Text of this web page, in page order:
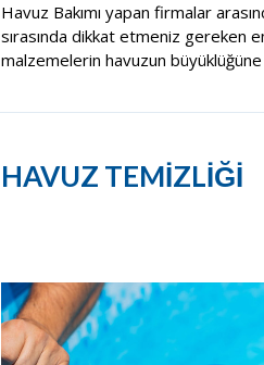
Havuz Bakımı yapan firmalar
sırasında dikkat etmeniz gereken
malzemelerin havuzun
HAVUZ TEMİZLİĞİ